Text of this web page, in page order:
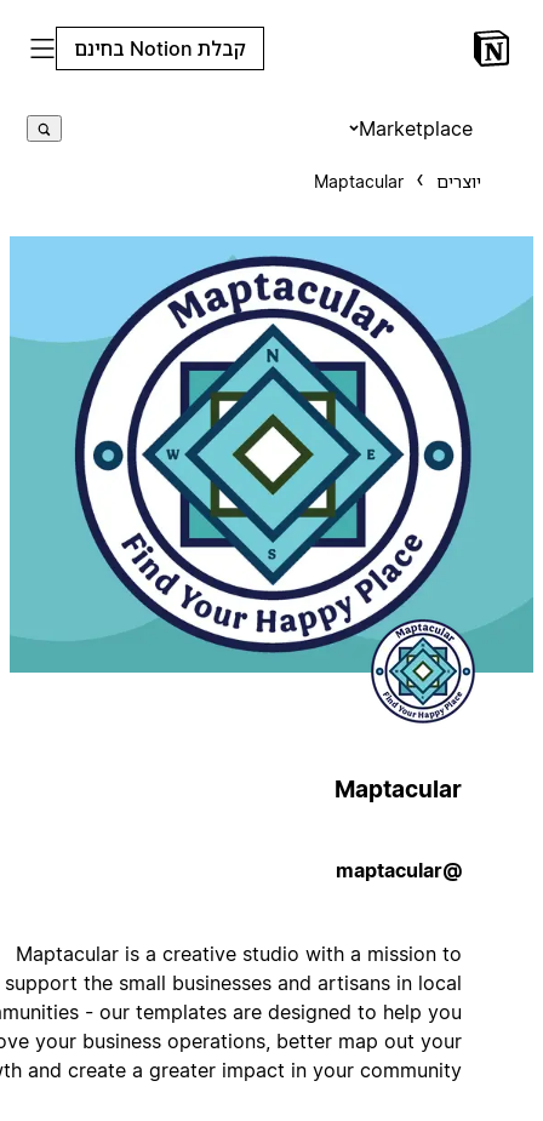
קבלת Notion בחינם
Marketplace
Maptacular
Maptacular
Maptacular is a creative studio with a mission to
support the small businesses and artisans in local
communities - our templates are designed to help you
improve your business operations, better map out your
growth and create a greater impact in your community.